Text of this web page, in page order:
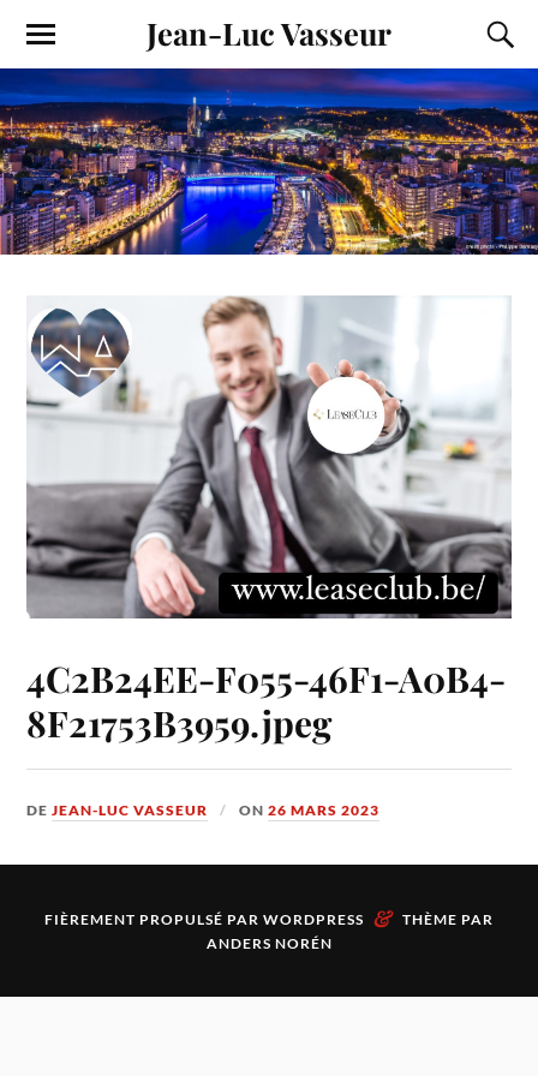
Jean-Luc Vasseur
4C2B24EE-F055-46F1-A0B4-
8F21753B3959.jpeg
DEJEAN-LUC VASSEUR ON26 MARS 2023
FIÈREMENT PROPULSÉ PAR WORDPRESS & THÈME PAR
ANDERS NORÉN